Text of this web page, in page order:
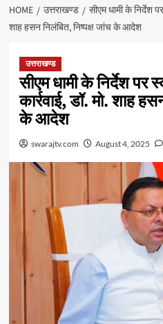
HOME उत्तराखण्ड
सीएम धामी के निर्देश
शाह हसन निलंबित, निष्पक्ष जांच के आदेश
उत्तराखण्ड
सीएम धामी के निर्देश पर
कार्रवाई, डॉ. मो. शाह
के आदेश
swarajtv.com August 4, 2025